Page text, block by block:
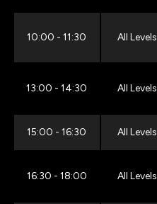
10:00 - 11:30 All Levels
13:00 - 14:30 All Levels
15:00 - 16:30 All Levels
16:30 - 18:00 All Levels